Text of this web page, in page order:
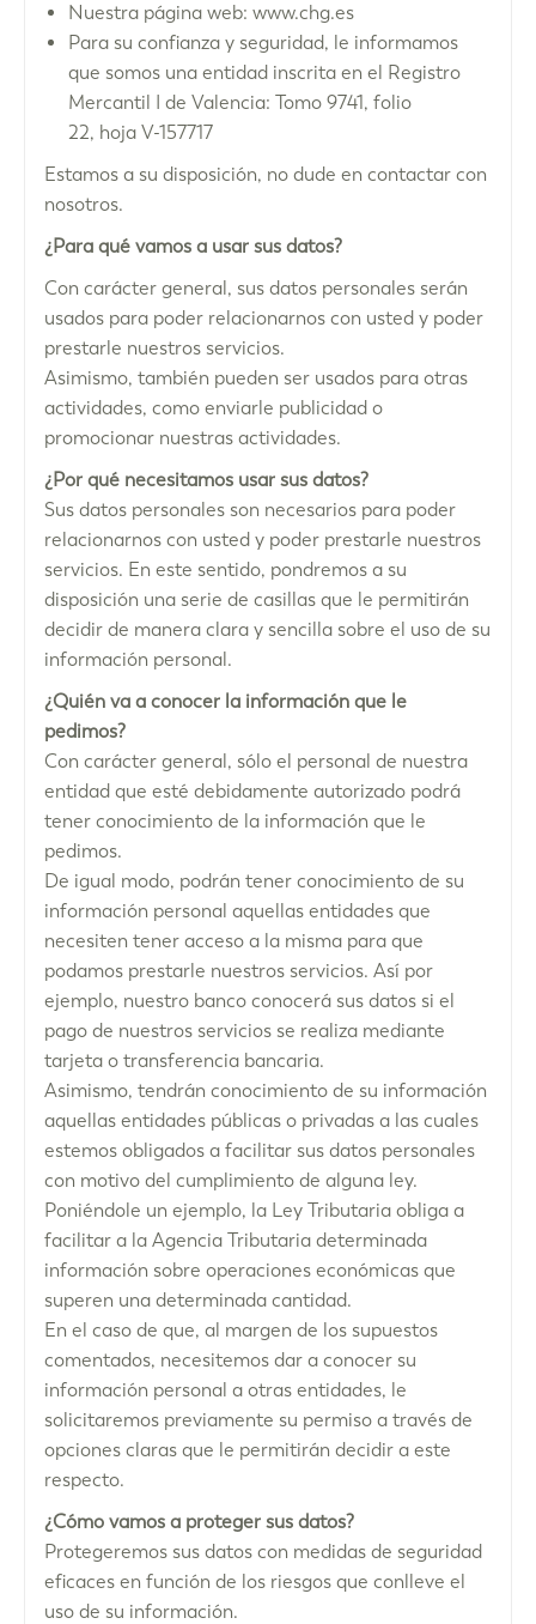
Nuestra página web: www.chg.es
Para su confianza y seguridad, le informamos
que somos una entidad inscrita en el Registro
Mercantil I de Valencia: Tomo 9741, folio
22, hoja V-157717
Estamos a su disposición, no dude en contactar con
nosotros.
¿Para qué vamos a usar sus datos?
Con carácter general, sus datos personales serán
usados para poder relacionarnos con usted y poder
prestarle nuestros servicios.
Asimismo, también pueden ser usados para otras
actividades, como enviarle publicidad o
promocionar nuestras actividades.
¿Por qué necesitamos usar sus datos?
Sus datos personales son necesarios para poder
relacionarnos con usted y poder prestarle nuestros
servicios. En este sentido, pondremos a su
disposición una serie de casillas que le permitirán
decidir de manera clara y sencilla sobre el uso de su
información personal.
¿Quién va a conocer la información que le
pedimos?
Con carácter general, sólo el personal de nuestra
entidad que esté debidamente autorizado podrá
tener conocimiento de la información que le
pedimos.
De igual modo, podrán tener conocimiento de su
información personal aquellas entidades que
necesiten tener acceso a la misma para que
podamos prestarle nuestros servicios. Así por
ejemplo, nuestro banco conocerá sus datos si el
pago de nuestros servicios se realiza mediante
tarjeta o transferencia bancaria.
Asimismo, tendrán conocimiento de su información
aquellas entidades públicas o privadas a las cuales
estemos obligados a facilitar sus datos personales
con motivo del cumplimiento de alguna ley.
Poniéndole un ejemplo, la Ley Tributaria obliga a
facilitar a la Agencia Tributaria determinada
información sobre operaciones económicas que
superen una determinada cantidad.
En el caso de que, al margen de los supuestos
comentados, necesitemos dar a conocer su
información personal a otras entidades, le
solicitaremos previamente su permiso a través de
opciones claras que le permitirán decidir a este
respecto.
¿Cómo vamos a proteger sus datos?
Protegeremos sus datos con medidas de seguridad
eficaces en función de los riesgos que conlleve el
uso de su información.